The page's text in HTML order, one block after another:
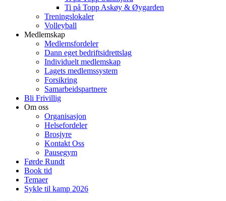
Ti på Topp Askøy & Øygarden
Treningslokaler
Volleyball
Medlemskap
Medlemsfordeler
Dann eget bedriftsidrettslag
Individuelt medlemskap
Lagets medlemssystem
Forsikring
Samarbeidspartnere
Bli Frivillig
Om oss
Organisasjon
Helsefordeler
Brosjyre
Kontakt Oss
Pausegym
Førde Rundt
Book tid
Temaer
Sykle til kamp 2026